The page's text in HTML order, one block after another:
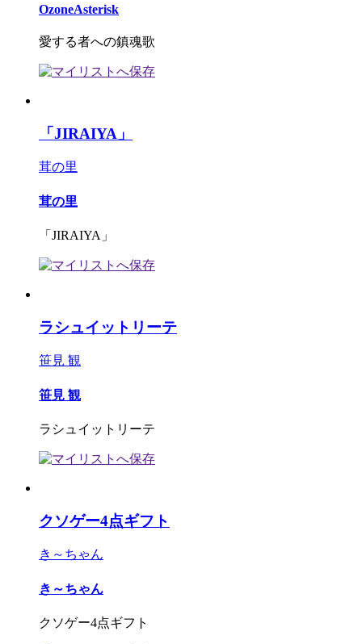
OzoneAsterisk
愛する者への鎮魂歌
「JIRAIYA」
茸の里
茸の里
「JIRAIYA」
ラシュイットリーテ
笹見 観
笹見 観
ラシュイットリーテ
クソゲー4点ギフト
き～ちゃん
き～ちゃん
クソゲー4点ギフト